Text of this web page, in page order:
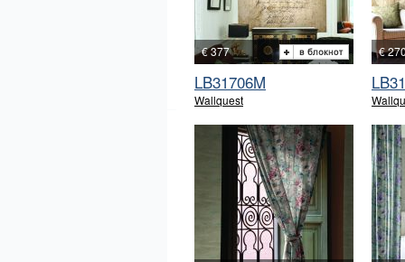
€ 377
LB31706M
Wallquest
€